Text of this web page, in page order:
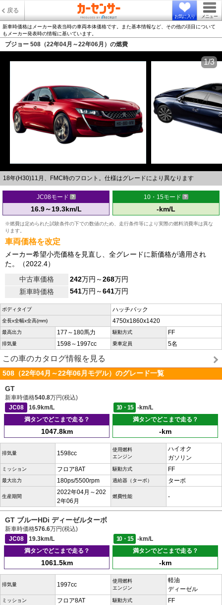
戻る
お気に入り メニュー
新車時価格はメーカー発表当時の車両本体価格です。また基本情報など、その他の項目について
もメーカー発表時の情報に基いています。
プジョー 508（22年04月～22年06月）の燃費
18年(H30)11月、FMC時のフロント。仕様はグレードにより異なります
1/3
JC08モード
16.9～19.3km/L
10・15モード
-km/L
※燃費は定められた試験条件の下での数値のため、走行条件等により実際の燃料消費率は異な
ります。
車両価格を改定
メーカー希望小売価格を見直し、全グレードに新価格が適用され
た。（2022.4）
中古車価格
242万円～268万円
新車時価格
541万円～641万円
ボディタイプ ハッチバック
全長x全幅x全高(mm) 4750x1860x1420
最高出力 177～180馬力 駆動方式 FF
排気量 1598～1997cc 乗車定員 5名
この車のカタログ情報を見る
508（22年04月～22年06月モデル）のグレード一覧
GT
新車時価格540.8万円(税込)
JC08
16.9km/L 10・15
-km/L
満タンでどこまで走る？
1047.8km
満タンでどこまで走る？
-km
排気量 1598cc
使用燃料
エンジン
ハイオク
ガソリン
ミッション フロア8AT 駆動方式 FF
最大出力 180ps/5500rpm 過給器（ターボ） ターボ
生産期間
2022年04月～202
2年06月
燃費性能 -
GT ブルーHDi ディーゼルターボ
新車時価格576.6万円(税込)
JC08
19.3km/L 10・15
-km/L
満タンでどこまで走る？
1061.5km
満タンでどこまで走る？
-km
排気量 1997cc
使用燃料
エンジン
軽油
ディーゼル
ミッション フロア8AT 駆動方式 FF